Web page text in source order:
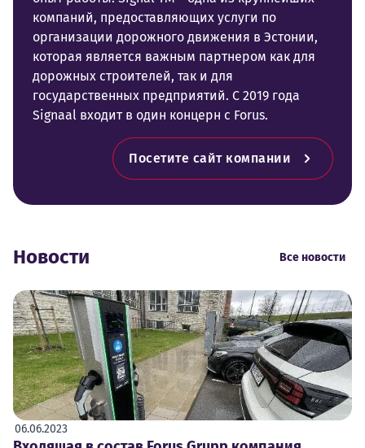
компаний, предоставляющих услуги по
организации дорожного движения в Эстонии,
которая является важным партнером как для
дорожных строителей, так и для
государственных предприятий. С 2019 года
Signaal входит в один концерн с Forus.
Посетите сайт компании
Новости Все новости
06.06.2023